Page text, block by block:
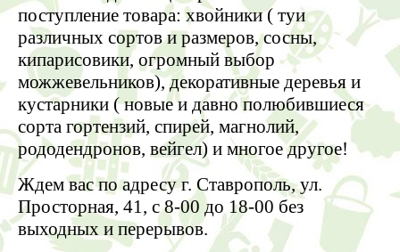
поступление товара: хвойники ( туи
различных сортов и размеров, сосны,
кипарисовики, огромный выбор
можжевельников), декоративные деревья и
кустарники ( новые и давно полюбившиеся
сорта гортензий, спирей, магнолий,
рододендронов, вейгел) и многое другое!
Ждем вас по адресу г. Ставрополь, ул.
Просторная, 41, с 8-00 до 18-00 без
выходных и перерывов.